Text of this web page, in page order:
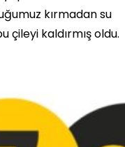
kırmadan su
çileyi kaldırmış oldu.